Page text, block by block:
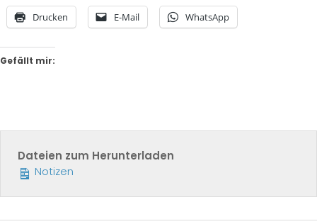
Drucken E-Mail WhatsApp
Gefällt mir:
Dateien zum Herunterladen
Notizen